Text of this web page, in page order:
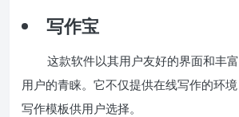
写作宝
这款软件以其用户友好的界面和丰
用户的青睐。它不仅提供在线写作的环
写作模板供用户选择。